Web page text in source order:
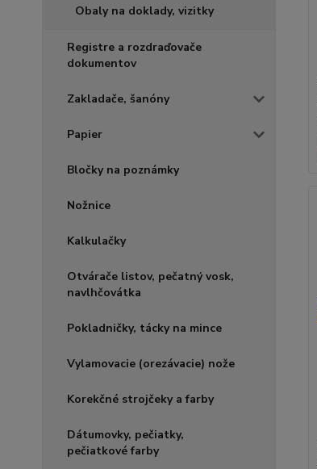
Obaly na doklady, vizitky
Registre a rozdraďovače
dokumentov
Zakladače, šanóny
Papier
Bločky na poznámky
Nožnice
Kalkulačky
Otvárače listov, pečatný vosk,
navlhčovátka
Pokladničky, tácky na mince
Vylamovacie (orezávacie) nože
Korekčné strojčeky a farby
Dátumovky, pečiatky,
pečiatkové farby